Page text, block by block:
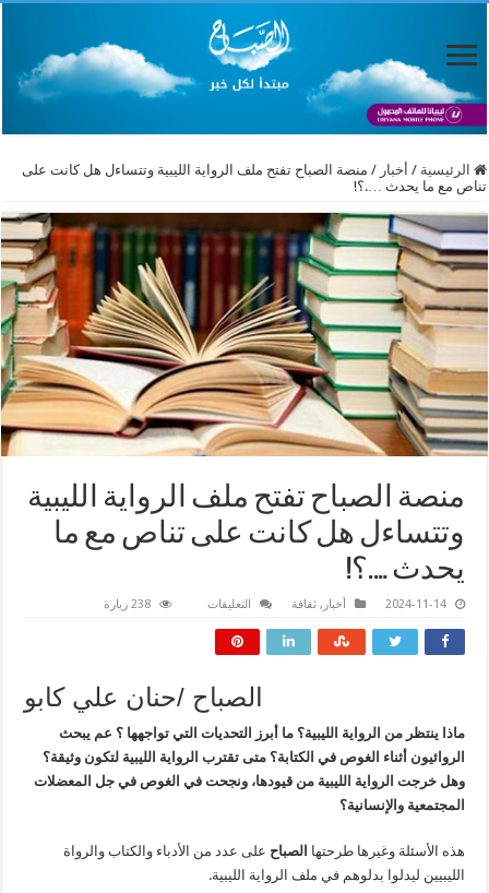
الرئيسية / أخبار / منصة الصباح تفتح ملف الرواية الليبية وتتساءل هل كانت على
تناص مع ما يحدث ….؟!
منصة الصباح تفتح ملف الرواية الليبية
وتتساءل هل كانت على تناص مع ما
يحدث ….؟!
2024-11-14 أخبار ,ثقافة التعليقات
الليبية
وتتساءل
هل
كانت
تناص
مع
ما
238 زيارة
الصباح /حنان علي كابو
ماذا ينتظر من الرواية الليبية؟ ما أبرز التحديات التي تواجهها ؟ عم يبحث
الروائيون أثناء الغوص في الكتابة؟ متى تقترب الرواية الليبية لتكون وثيقة؟
وهل خرجت الرواية الليبية من قيودها، ونجحت في الغوص في جل المعضلات
المجتمعية والإنسانية؟
هذه الأسئلة وغيرها طرحتها الصباح على عدد من الأدباء والكتاب والرواة
الليبيين ليدلوا بدلوهم في ملف الرواية الليبية.